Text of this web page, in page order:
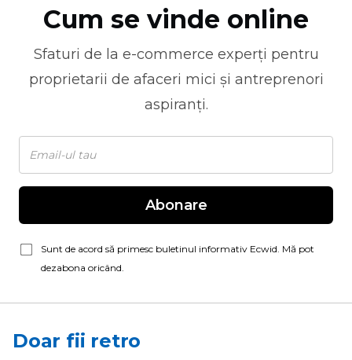
Cum se vinde online
Sfaturi de la e-commerce experți pentru
proprietarii de afaceri mici și antreprenori
aspiranți.
Abonare
Sunt de acord să primesc buletinul informativ Ecwid. Mă pot
dezabona oricând.
Doar fii retro